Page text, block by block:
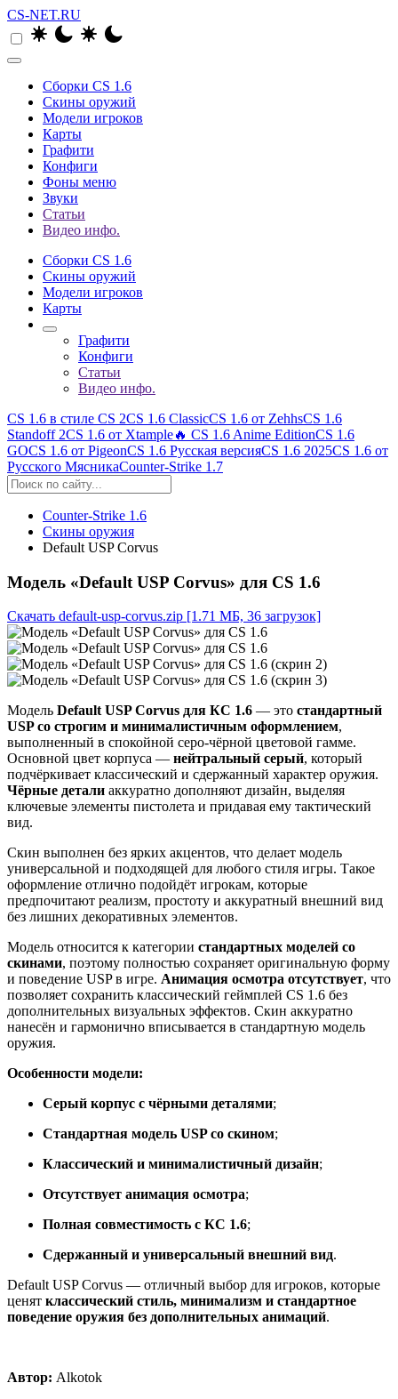
CS-NET.RU
Сборки CS 1.6
Скины оружий
Модели игроков
Карты
Графити
Конфиги
Фоны меню
Звуки
Статьи
Видео инфо.
Сборки CS 1.6
Скины оружий
Модели игроков
Карты
Графити
Конфиги
Статьи
Видео инфо.
CS 1.6 в стиле CS 2CS 1.6 ClassicCS 1.6 от ZehhsCS 1.6
Standoff 2CS 1.6 от Xtample🔥 CS 1.6 Anime EditionCS 1.6
GOCS 1.6 от PigeonCS 1.6 Русская версияCS 1.6 2025CS 1.6 от
Русского МясникаCounter-Strike 1.7
Counter-Strike 1.6
Скины оружия
Default USP Corvus
Модель «Default USP Corvus» для CS 1.6
Скачать default-usp-corvus.zip [1.71 МБ, 36 загрузок]
Модель Default USP Corvus для КС 1.6 — это стандартный
USP со строгим и минималистичным оформлением,
выполненный в спокойной серо-чёрной цветовой гамме.
Основной цвет корпуса — нейтральный серый, который
подчёркивает классический и сдержанный характер оружия.
Чёрные детали аккуратно дополняют дизайн, выделяя
ключевые элементы пистолета и придавая ему тактический
вид.
Скин выполнен без ярких акцентов, что делает модель
универсальной и подходящей для любого стиля игры. Такое
оформление отлично подойдёт игрокам, которые
предпочитают реализм, простоту и аккуратный внешний вид
без лишних декоративных элементов.
Модель относится к категории стандартных моделей со
скинами, поэтому полностью сохраняет оригинальную форму
и поведение USP в игре. Анимация осмотра отсутствует, что
позволяет сохранить классический геймплей CS 1.6 без
дополнительных визуальных эффектов. Скин аккуратно
нанесён и гармонично вписывается в стандартную модель
оружия.
Особенности модели:
Серый корпус с чёрными деталями;
Стандартная модель USP со скином;
Классический и минималистичный дизайн;
Отсутствует анимация осмотра;
Полная совместимость с КС 1.6;
Сдержанный и универсальный внешний вид.
Default USP Corvus — отличный выбор для игроков, которые
ценят классический стиль, минимализм и стандартное
поведение оружия без дополнительных анимаций.
Автор: Alkotok